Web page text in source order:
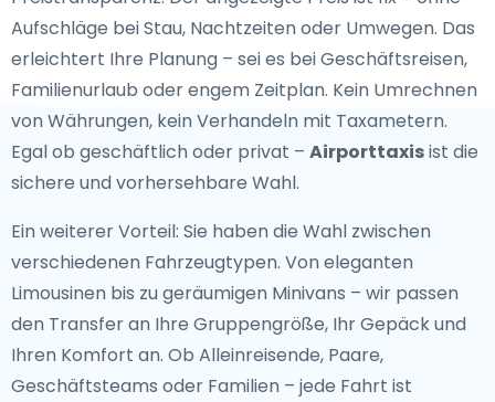
Aufschläge bei Stau, Nachtzeiten oder Umwegen. Das
erleichtert Ihre Planung – sei es bei Geschäftsreisen,
Familienurlaub oder engem Zeitplan. Kein Umrechnen
von Währungen, kein Verhandeln mit Taxametern.
Egal ob geschäftlich oder privat – Airporttaxisist die
sichere und vorhersehbare Wahl.
Ein weiterer Vorteil: Sie haben die Wahl zwischen
verschiedenen Fahrzeugtypen. Von eleganten
Limousinen bis zu geräumigen Minivans – wir passen
den Transfer an Ihre Gruppengröße, Ihr Gepäck und
Ihren Komfort an. Ob Alleinreisende, Paare,
Geschäftsteams oder Familien – jede Fahrt ist